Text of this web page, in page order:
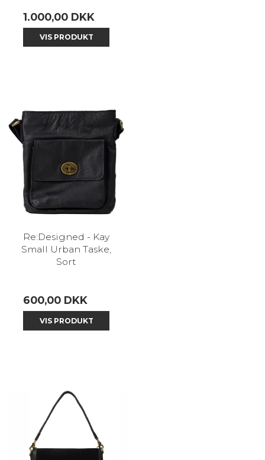
1.000,00 DKK
VIS PRODUKT
Re:Designed - Kay
Small Urban Taske,
Sort
600,00 DKK
VIS PRODUKT